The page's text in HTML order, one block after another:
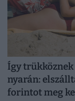
Így
nyarán:
forintot meg